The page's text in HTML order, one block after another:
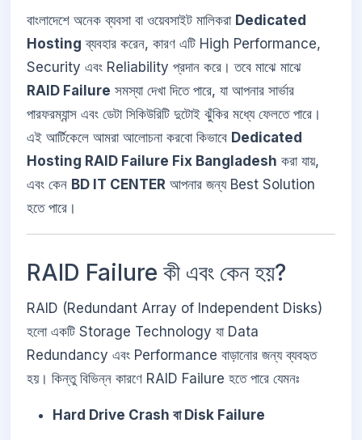
বাংলাদেশে অনেক ব্যবসা বা ওয়েবসাইট মালিকরা Dedicated
Hosting ব্যবহার করেন, কারণ এটি High Performance,
Security এবং Reliability প্রদান করে। তবে মাঝে মাঝে
RAID Failure সমস্যা দেখা দিতে পারে, যা আপনার সার্ভার
পারফরম্যান্স এবং ডেটা সিকিউরিটি দুটোই ঝুঁকির মধ্যে ফেলতে পারে।
এই আর্টিকেলে আমরা আলোচনা করবো কিভাবে Dedicated
Hosting RAID Failure Fix Bangladesh করা যায়,
এবং কেন BD IT CENTER আপনার জন্য Best Solution
হতে পারে।
RAID Failure কী এবং কেন হয়?
RAID (Redundant Array of Independent Disks)
হলো একটি Storage Technology যা Data
Redundancy এবং Performance বাড়ানোর জন্য ব্যবহৃত
হয়। কিন্তু বিভিন্ন কারণে RAID Failure হতে পারে যেমনঃ
Hard Drive Crash বা Disk Failure